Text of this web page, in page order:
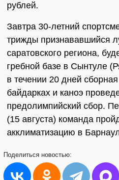
рублей.
Завтра 30-летний
трижды признававшийся
саратовского региона,
гребной базе в Сынтуле
в течении 20 дней
байдарках и каноэ
предолимпийский сбор.
(15 августа) команда
акклиматизацию в
Поделиться новостью: